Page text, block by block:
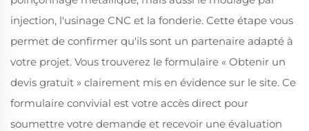
injection, l'usinage CNC et la fonderie. Cette étape vous
permet de confirmer qu'ils sont un partenaire adapté à
votre projet. Vous trouverez le formulaire « Obtenir un
devis gratuit » clairement mis en évidence sur le site. Ce
formulaire convivial est votre accès direct pour
soumettre votre demande et recevoir une évaluation